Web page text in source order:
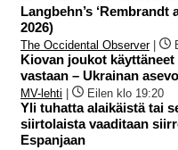
Langbehn’s
2026)
The Occidental Observer|
Kiovan joukot
vastaan – Ukrainan
MV-lehti Eilen klo 19:20
Yli tuhatta alaikäistä tai
siirtolaista vaaditaan
Espanjaan